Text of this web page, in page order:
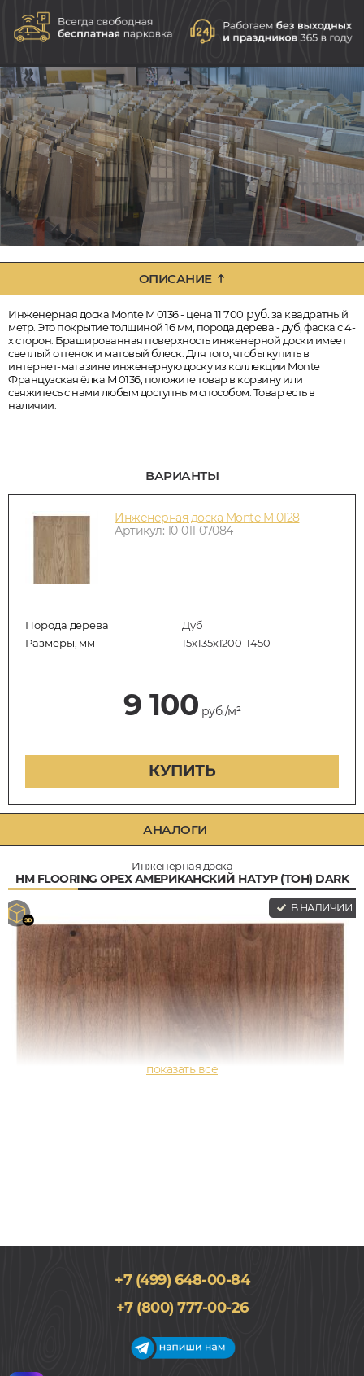
ОПИСАНИЕ
Инженерная доска Monte M 0136 - цена 11 700 руб.за квадратный
метр. Это покрытие толщиной 16 мм, порода дерева - дуб, фаска с 4-
х сторон. Брашированная поверхность инженерной доски имеет
светлый оттенок и матовый блеск. Для того, чтобы купить в
интернет-магазине инженерную доску из коллекции Monte
Французская ёлка M 0136, положите товар в корзину или
свяжитесь с нами любым доступным способом. Товар есть в
наличии.
ВАРИАНТЫ
Инженерная доска Monte M 0128
Артикул: 10-011-07084
Порода дерева
Дуб
Размеры, мм
15х135х1200-1450
9 100 руб./м²
КУПИТЬ
АНАЛОГИ
Инженерная доска
HM FLOORING ОРЕХ АМЕРИКАНСКИЙ НАТУР (ТОН) DARK
В НАЛИЧИИ
Орех американский, Однополосный, Лак, Натур
+7 (499) 648-00-84
+7 (800) 777-00-26